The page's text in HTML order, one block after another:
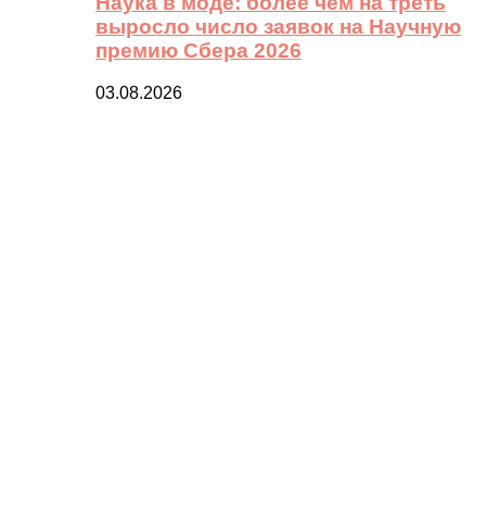
выросло число заявок на Научную
премию Сбера 2026
03.08.2026